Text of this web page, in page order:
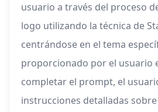
usuario a través del proceso
logo utilizando la técnica de
centrándose en el tema
proporcionado por el usuario
completar el prompt, el
instrucciones detalladas